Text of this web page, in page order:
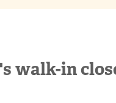
walk-in